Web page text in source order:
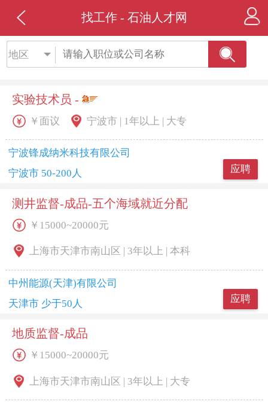
找工作 - 石油人才网
地区
实验技术员 -
应聘
￥面议 宁波市 | 1年以上 | 大专
宁波锋成纳米科技有限公司
宁波市 50-200人
测井监督-成品-五个海域就近分配
应聘
￥15000~20000元
上海市天津市南山区 | 3年以上 | 本科
中州能源(天津)有限公司
天津市 少于50人
地质监督-成品
￥15000~20000元
上海市天津市南山区 | 3年以上 | 大专